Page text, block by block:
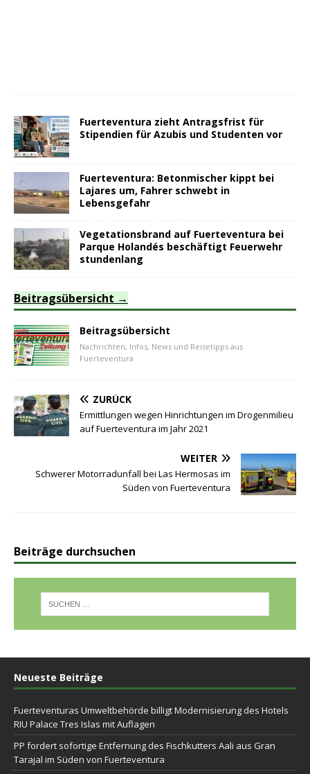
Fuerteventura zieht Antragsfrist für
Stipendien für Azubis und Studenten vor
Fuerteventura: Betonmischer kippt bei
Lajares um, Fahrer schwebt in
Lebensgefahr
Vegetationsbrand auf Fuerteventura bei
Parque Holandés beschäftigt Feuerwehr
stundenlang
Beitragsübersicht
Beitragsübersicht
Nachrichten, Infos, News und Reisetipps aus
Fuerteventura
ZURÜCK
Ermittlungen wegen Hinrichtungen im Drogenmilieu
auf Fuerteventura im Jahr 2021
WEITER
Schwerer Motorradunfall bei Las Hermosas im
Süden von Fuerteventura
Beiträge durchsuchen
Neueste Beiträge
Fuerteventuras Umweltbehörde billigt Modernisierung des Hotels
RIU Palace Tres Islas mit Auflagen
PP fordert sofortige Entfernung des Fischkutters Aali aus Gran
Tarajal im Süden von Fuerteventura